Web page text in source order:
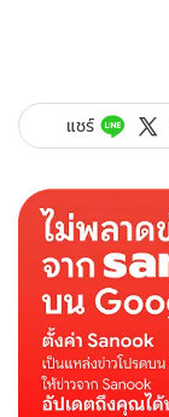
แชร์